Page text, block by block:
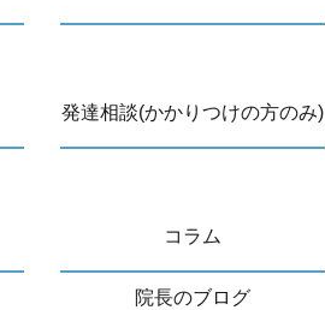
発達相談(かかりつけの方のみ)
コラム
院長のブログ